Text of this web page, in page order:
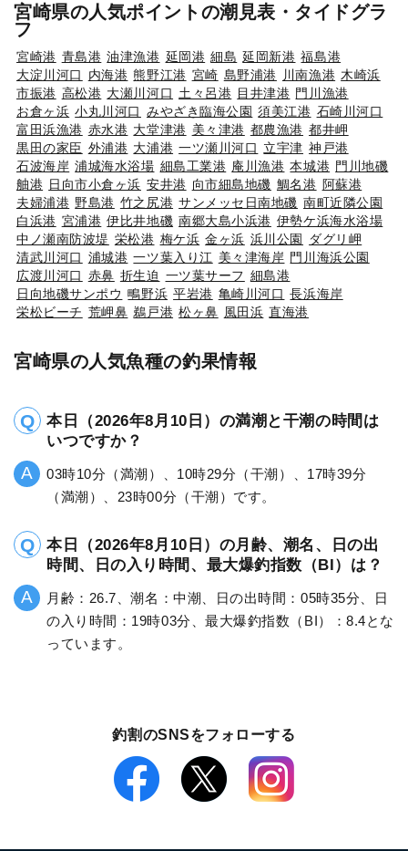
宮崎県の人気ポイントの潮見表・タイドグラ
フ
宮崎港 青島港 油津漁港 延岡港 細島 延岡新港 福島港
大淀川河口
内海港 熊野江港 宮崎 島野浦港 川南漁港 木崎浜
市振港 高松港 大瀬川河口 土々呂港 目井津港 門川漁港
お倉ヶ浜 小丸川河口 みやざき臨海公園 須美江港 石崎川河口
富田浜漁港 赤水港 大堂津港 美々津港 都農漁港 都井岬
黒田の家臣 外浦港 大浦港 一ツ瀬川河口 立宇津 神戸港
石波海岸 浦城海水浴場 細島工業港 庵川漁港 本城港 門川地磯
舳港 日向市小倉ヶ浜 安井港 向市細島地磯 鯛名港 阿蘇港
夫婦浦港 野島港 竹之尻港 サンメッセ日南地磯 南町近隣公園
白浜港 宮浦港 伊比井地磯 南郷大島小浜港 伊勢ケ浜海水浴場
中ノ瀬南防波堤 栄松港 梅ケ浜 金ヶ浜 浜川公園
ダグリ岬
清武川河口 浦城港 一ツ葉入り江 美々津海岸 門川海浜公園
広渡川河口 赤鼻 折生迫 一ツ葉サーフ 細島港
日向地磯サンポウ 鴫野浜 平岩港 亀崎川河口 長浜海岸
栄松ビーチ 荒岬鼻 鵜戸港 松ヶ鼻 風田浜 直海港
宮崎県の人気魚種の釣果情報
本日（2026年8月10日）の満潮と干潮の時間は
いつですか？
03時10分（満潮）、10時29分（干潮）、17時39分
（満潮）、23時00分（干潮）です。
本日（2026年8月10日）の月齢、潮名、日の出
時間、日の入り時間、最大爆釣指数（BI）は？
月齢：26.7、潮名：中潮、日の出時間：05時35分、日
の入り時間：19時03分、最大爆釣指数（BI）：8.4とな
っています。
釣割のSNSをフォローする